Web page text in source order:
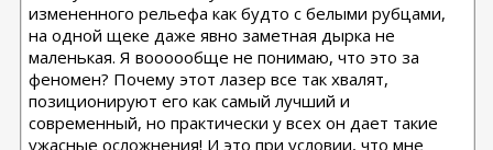
измененного рельефа как будто с белыми рубцами,
на одной щеке даже явно заметная дырка не
маленькая. Я воооообще не понимаю, что это за
феномен? Почему этот лазер все так хвалят,
позиционируют его как самый лучший и
современный, но практически у всех он дает такие
ужасные осложнения! И это при условии, что мне